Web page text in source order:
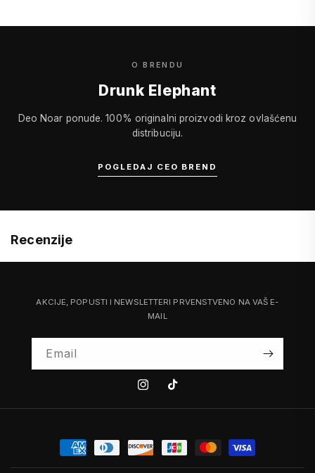
O BRENDU
Drunk Elephant
Deo Noar ponude. 100% originalni proizvodi kroz ovlašćenu
distribuciju.
POGLEDAJ CEO BREND
Recenzije
AKCIJE, POPUSTI I NEWSLETTERI PRVENSTVENO NA VAŠ E-
MAIL
Email
InstagramTiktok